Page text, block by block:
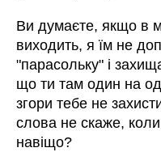
Ви думаєте, якщо в
виходить, я їм не
"парасольку" і
що ти там один на
згори тебе не
слова не скаже,
навіщо?